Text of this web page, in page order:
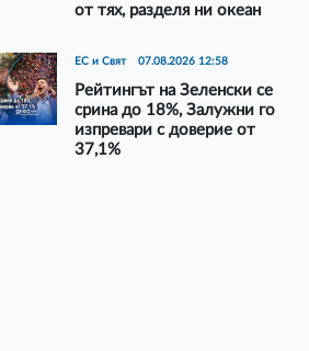
от тях, разделя ни океан
ЕС и Свят 07.08.2026 12:58
Рейтингът на Зеленски се
срина до 18%, Залужни го
изпревари с доверие от
37,1%